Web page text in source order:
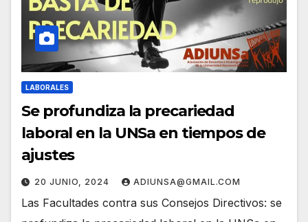
LABORALES
Se profundiza la precariedad
laboral en la UNSa en tiempos de
ajustes
20 JUNIO, 2024 ADIUNSA@GMAIL.COM
Las Facultades contra sus Consejos Directivos: se